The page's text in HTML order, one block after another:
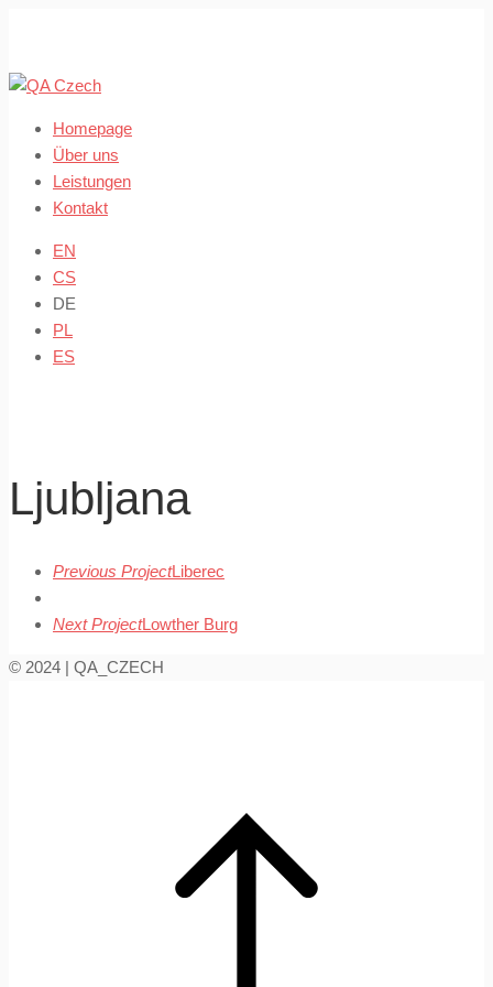
content
Homepage
Über uns
Leistungen
Kontakt
EN
CS
DE
PL
ES
Ljubljana
Previous ProjectLiberec
Next ProjectLowther Burg
© 2024 | QA_CZECH